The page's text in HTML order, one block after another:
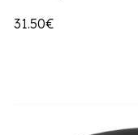
31.50€